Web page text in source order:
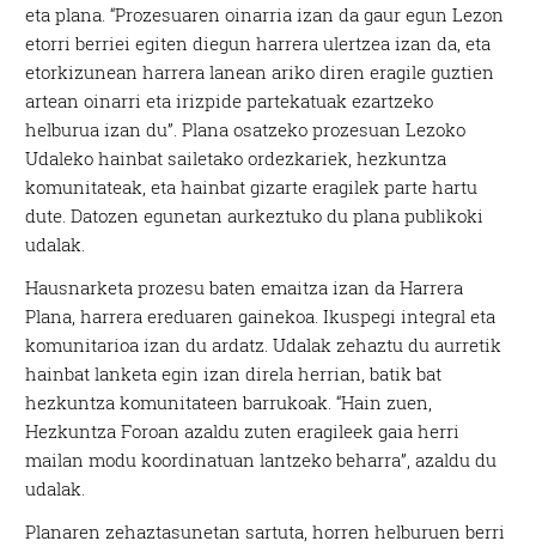
eta plana. “Prozesuaren oinarria izan da gaur egun Lezon
etorri berriei egiten diegun harrera ulertzea izan da, eta
etorkizunean harrera lanean ariko diren eragile guztien
artean oinarri eta irizpide partekatuak ezartzeko
helburua izan du”. Plana osatzeko prozesuan Lezoko
Udaleko hainbat sailetako ordezkariek, hezkuntza
komunitateak, eta hainbat gizarte eragilek parte hartu
dute. Datozen egunetan aurkeztuko du plana publikoki
udalak.
Hausnarketa prozesu baten emaitza izan da Harrera
Plana, harrera ereduaren gainekoa. Ikuspegi integral eta
komunitarioa izan du ardatz. Udalak zehaztu du aurretik
hainbat lanketa egin izan direla herrian, batik bat
hezkuntza komunitateen barrukoak. “Hain zuen,
Hezkuntza Foroan azaldu zuten eragileek gaia herri
mailan modu koordinatuan lantzeko beharra”, azaldu du
udalak.
Planaren zehaztasunetan sartuta, horren helburuen berri